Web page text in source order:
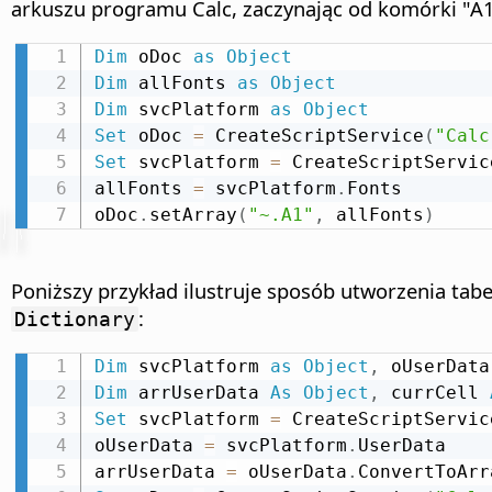
arkuszu programu Calc, zaczynając od komórki
Dim oDoc as
Object
Dim allFonts as
Object
Dim svcPlatform as
Object
Set oDoc = CreateScriptService (
Set svcPlatform =
allFonts = svcPlatform . Fonts
oDoc . setArray ( "~.A1" , allFonts )
Poniższy przykład ilustruje sposób utworzenia
Dictionary :
Dim svcPlatform as Object ,
Dim arrUserData As Object , currCell
Set svcPlatform =
oUserData = svcPlatform . UserData
arrUserData = oUserData .